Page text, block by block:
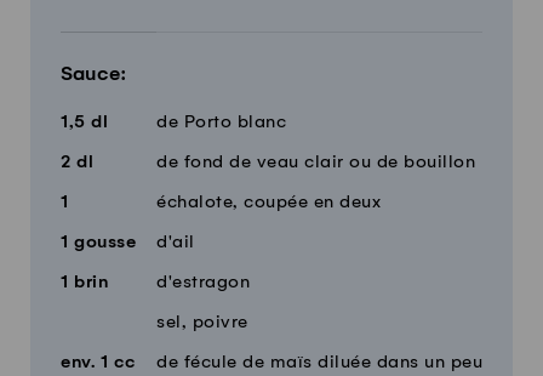
Sauce:
1,5 dl de Porto blanc
2 dl de fond de veau clair ou de bouillon
1 échalote, coupée en deux
1 gousse d'ail
1 brin d'estragon
sel, poivre
env. 1 cc
de fécule de maïs diluée dans un peu